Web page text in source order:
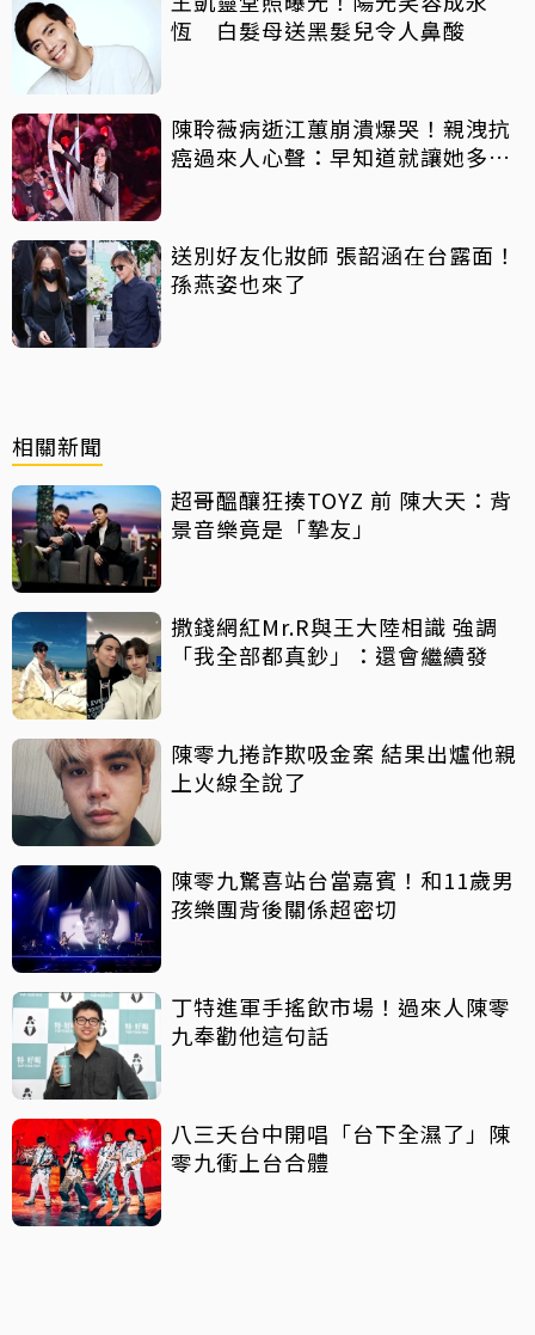
恆 白髮母送黑髮兒令人鼻酸
陳聆薇病逝江蕙崩潰爆哭！親洩抗
癌過來人心聲：早知道就讓她多化
送別好友化妝師 張韶涵在台露面！
孫燕姿也來了
相關新聞
超哥醞釀狂揍TOYZ 前 陳大天：背
景音樂竟是「摯友」
撒錢網紅Mr.R與王大陸相識 強調
「我全部都真鈔」：還會繼續發
陳零九捲詐欺吸金案 結果出爐他親
上火線全說了
陳零九驚喜站台當嘉賓！和11歲男
孩樂團背後關係超密切
丁特進軍手搖飲市場！過來人陳零
九奉勸他這句話
八三夭台中開唱「台下全濕了」陳
零九衝上台合體